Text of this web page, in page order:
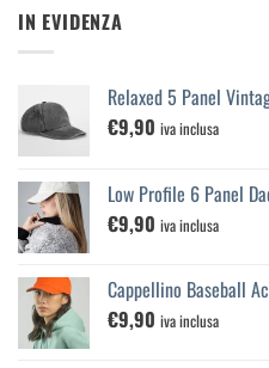
IN EVIDENZA
Relaxed 5 Panel
€9,90 iva inclusa
Low Profile 6 Panel
€9,90 iva inclusa
Cappellino Baseball
€9,90 iva inclusa